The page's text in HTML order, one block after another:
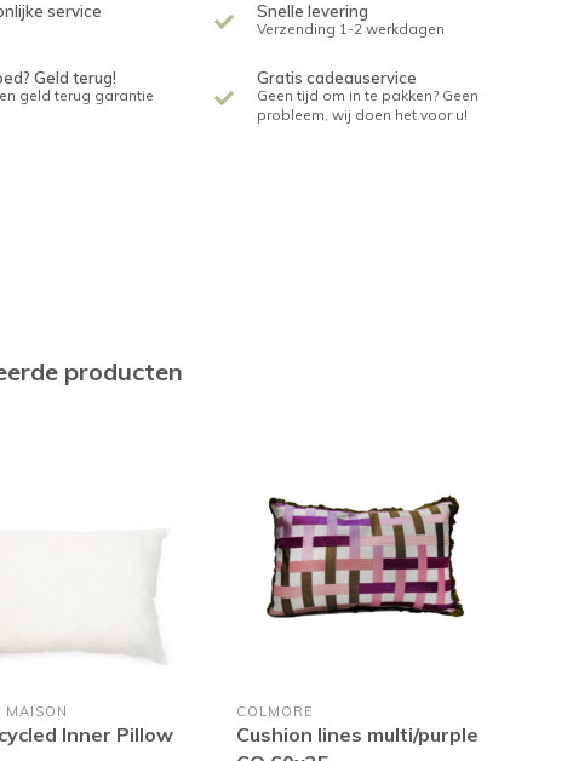
service Snelle levering
Verzending 1-2 werkdagen
Geld terug!
geld terug garantie
Gratis cadeauservice
Geen tijd om in te pakken? Geen
probleem, wij doen het voor u!
producten
MAISON
Inner Pillow
COLMORE
Cushion lines multi/purple